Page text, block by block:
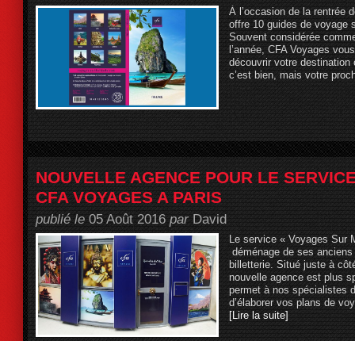
À l’occasion de la
offre 10 guides de voyage
Souvent considérée
l’année, CFA Voyages
découvrir votre
c’est bien, mais votre
NOUVELLE AGENCE POUR LE
CFA VOYAGES A PARIS
publié le 05 Août 2016 parDavid
Le service « Voyages Sur
déménage de ses
billetterie. Situé juste à
nouvelle agence est plus
permet à nos spécialistes
d’élaborer vos plans de
[Lire la suite]